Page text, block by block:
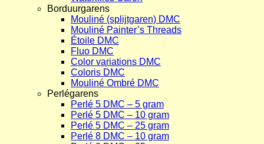
Borduurgarens
Mouliné (splijtgaren) DMC
Mouliné Painter’s Threads
Étoile DMC
Fluo DMC
Color variations DMC
Coloris DMC
Mouliné Ombré DMC
Perlégarens
Perlé 5 DMC – 5 gram
Perlé 5 DMC – 10 gram
Perlé 5 DMC – 25 gram
Perlé 8 DMC – 10 gram